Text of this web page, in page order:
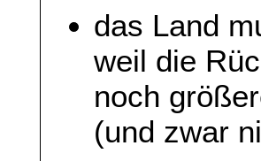
das Land
weil die
noch
(und zwar